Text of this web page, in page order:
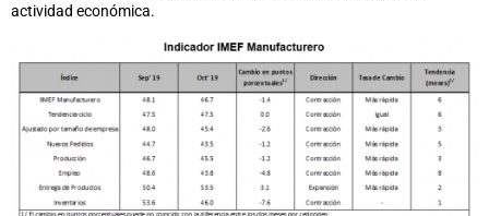
actividad económica.